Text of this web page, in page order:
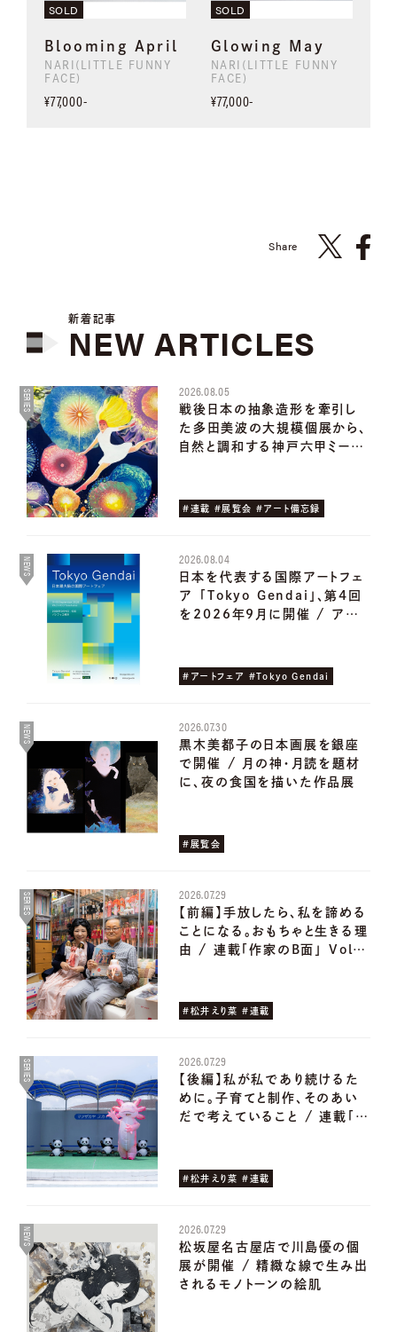
SOLD
Blooming April
NARI(LITTLE FUNNY
FACE)
¥77,000-
SOLD
Glowing May
NARI(LITTLE FUNNY
FACE)
¥77,000-
Share
新着記事
NEW ARTICLES
SERIES 2026.08.05
戦後日本の抽象造形を牽引し
た多田美波の大規模個展から、
自然と調和する神戸六甲ミー…
#連載 #展覧会 #アート備忘録
NEWS 2026.08.04
日本を代表する国際アートフェ
ア ｢Tokyo Gendai｣、第4回
を2026年9月に開催 / ア…
#アートフェア #Tokyo Gendai
NEWS 2026.07.30
黒木美都子の日本画展を銀座
で開催 / 月の神・月読を題材
に、夜の食国を描いた作品展
#展覧会
SERIES 2026.07.29
【前編】手放したら、私を諦める
ことになる。おもちゃと生きる理
由 / 連載「作家のB面」 Vol…
#松井えり菜 #連載
SERIES 2026.07.29
【後編】私が私であり続けるた
めに。子育てと制作、そのあい
だで考えていること / 連載「…
#松井えり菜 #連載
NEWS 2026.07.29
松坂屋名古屋店で川島優の個
展が開催 / 精緻な線で生み出
されるモノトーンの絵肌